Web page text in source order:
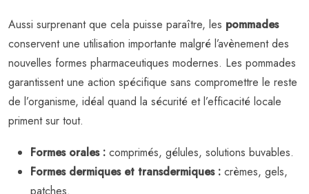
Aussi surprenant que cela puisse paraître, les pommades
conservent une utilisation importante malgré l’avènement des
nouvelles formes pharmaceutiques modernes. Les pommades
garantissent une action spécifique sans compromettre le reste
de l’organisme, idéal quand la sécurité et l’efficacité locale
priment sur tout.
Formes orales : comprimés, gélules, solutions buvables.
Formes dermiques et transdermiques : crèmes, gels,